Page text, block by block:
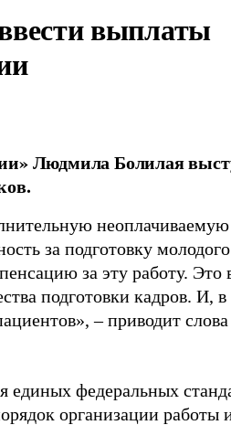
выплаты
Людмила Болилая
неоплачиваемую
за подготовку молодого
за эту работу. Это
подготовки кадров. И, в
– приводит слова
единых федеральных
организации работы